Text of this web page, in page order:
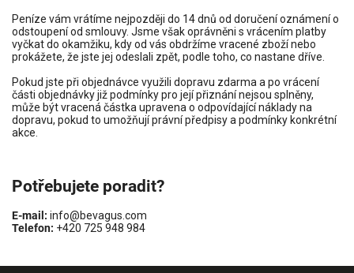
Peníze vám vrátíme nejpozději do 14 dnů od doručení oznámení o
odstoupení od smlouvy. Jsme však oprávněni s vrácením platby
vyčkat do okamžiku, kdy od vás obdržíme vracené zboží nebo
prokážete, že jste jej odeslali zpět, podle toho, co nastane dříve.
Pokud jste při objednávce využili dopravu zdarma a po vrácení
části objednávky již podmínky pro její přiznání nejsou splněny,
může být vracená částka upravena o odpovídající náklady na
dopravu, pokud to umožňují právní předpisy a podmínky konkrétní
akce.
Potřebujete poradit?
E-mail: info@bevagus.com
Telefon: +420 725 948 984